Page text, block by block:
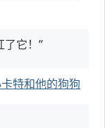
了它！”
特和他的狗狗